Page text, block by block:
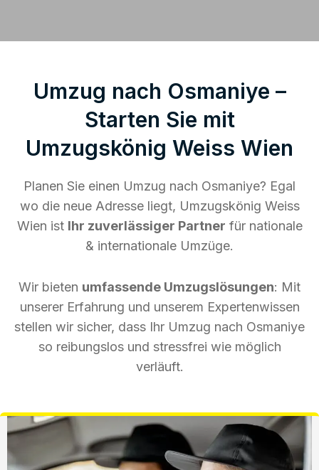
Umzug nach Osmaniye –
Starten Sie mit
Umzugskönig Weiss Wien
Planen Sie einen Umzug nach Osmaniye? Egal
wo die neue Adresse liegt, Umzugskönig Weiss
Wien ist Ihr zuverlässiger Partner für nationale
& internationale Umzüge.
Wir bieten umfassende Umzugslösungen: Mit
unserer Erfahrung und unserem Expertenwissen
stellen wir sicher, dass Ihr Umzug nach Osmaniye
so reibungslos und stressfrei wie möglich
verläuft.